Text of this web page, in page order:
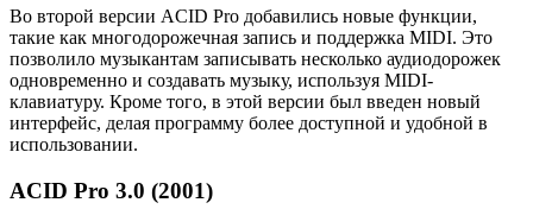
Во второй версии ACID Pro добавились новые функции,
такие как многодорожечная запись и поддержка MIDI. Это
позволило музыкантам записывать несколько аудиодорожек
одновременно и создавать музыку, используя MIDI-
клавиатуру. Кроме того, в этой версии был введен новый
интерфейс, делая программу более доступной и удобной в
использовании.
ACID Pro 3.0 (2001)